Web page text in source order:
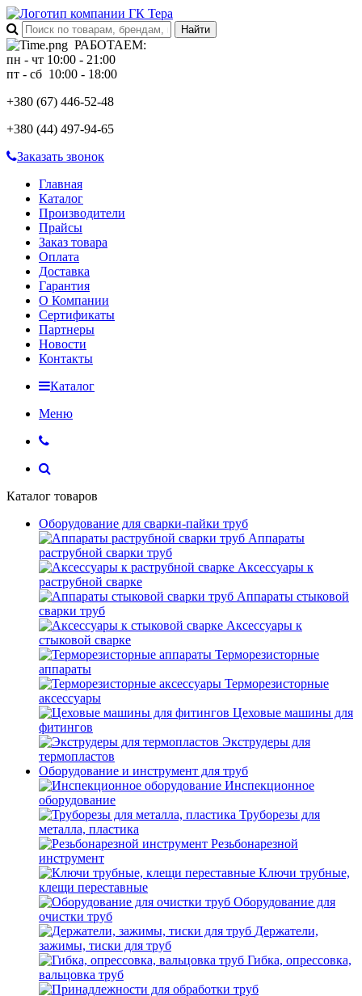
РАБОТАЕМ:
пн - чт 10:00 - 21:00
пт - сб 10:00 - 18:00
+380 (67) 446-52-48
+380 (44) 497-94-65
Заказать звонок
Главная
Каталог
Производители
Прайсы
Заказ товара
Оплата
Доставка
Гарантия
О Компании
Сертификаты
Партнеры
Новости
Контакты
Каталог
Меню
Каталог товаров
Оборудование для сварки-пайки труб
Аппараты
раструбной сварки труб
Аксессуары к
раструбной сварке
Аппараты стыковой
сварки труб
Аксессуары к
стыковой сварке
Терморезисторные
аппараты
Терморезисторные
аксессуары
Цеховые машины для
фитингов
Экструдеры для
термопластов
Оборудование и инструмент для труб
Инспекционное
оборудование
Труборезы для
металла, пластика
Резьбонарезной
инструмент
Ключи трубные,
клещи переставные
Оборудование для
очистки труб
Держатели,
зажимы, тиски для труб
Гибка, опрессовка,
вальцовка труб